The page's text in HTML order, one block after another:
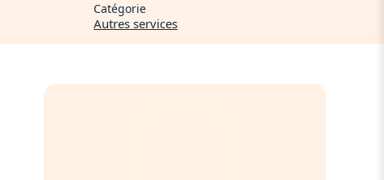
Catégorie
Autres services